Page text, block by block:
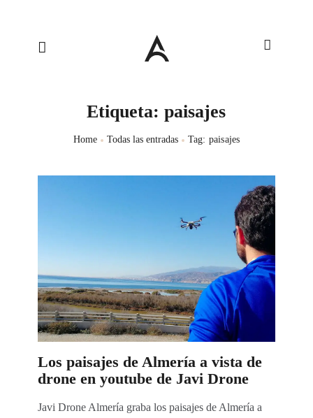
Etiqueta: paisajes
Home Todas las entradas Tag: paisajes
Los paisajes de Almería a vista de
drone en youtube de Javi Drone
Javi Drone Almería graba los paisajes de Almería a